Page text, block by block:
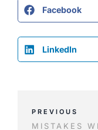
Facebook
LinkedIn
PREVIOUS